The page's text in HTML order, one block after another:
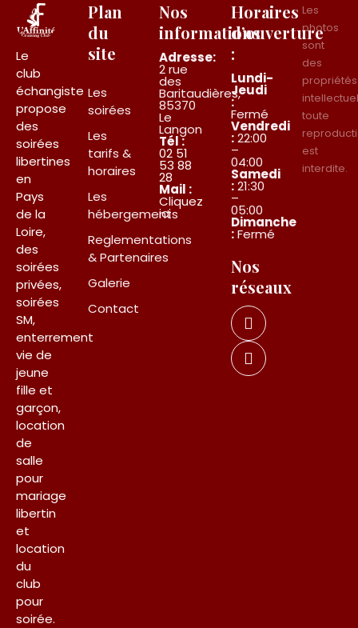
Le
club
échangiste
propose
des
soirées
libertines
en
Pays
de la
Loire,
des
soirées
privées,
soirées
SM,
enterrement
vie de
jeune
fille et
garçon,
location
de
salle
pour
mariage
libertin
et
location
du
club
pour
soirée.
Plan
du
site
Les
soirées
Les
tarifs &
horaires
Les
hébergements
Reglementations
& Partenaires
Galerie
Contact
Nos
informations
Adresse:
2 rue
des
Baritaudières,
85370
Le
Langon
Tél :
02 51
53 88
28
Mail :
Cliquez
ici
Horaires
d’ouverture
:
Lundi-
Jeudi
:
Fermé
Vendredi
:22:00
–
04:00
Samedi
:21:30
–
05:00
Dimanche
:Fermé
Nos
réseaux
Les
photos
sont
des
propriétés
toute
est
interdite.